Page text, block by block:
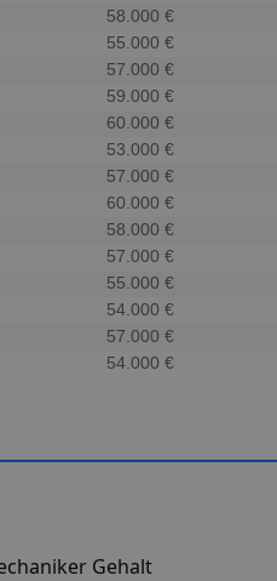
58.000 €
55.000 €
57.000 €
59.000 €
60.000 €
53.000 €
57.000 €
60.000 €
58.000 €
57.000 €
55.000 €
54.000 €
57.000 €
54.000 €
Gehalt